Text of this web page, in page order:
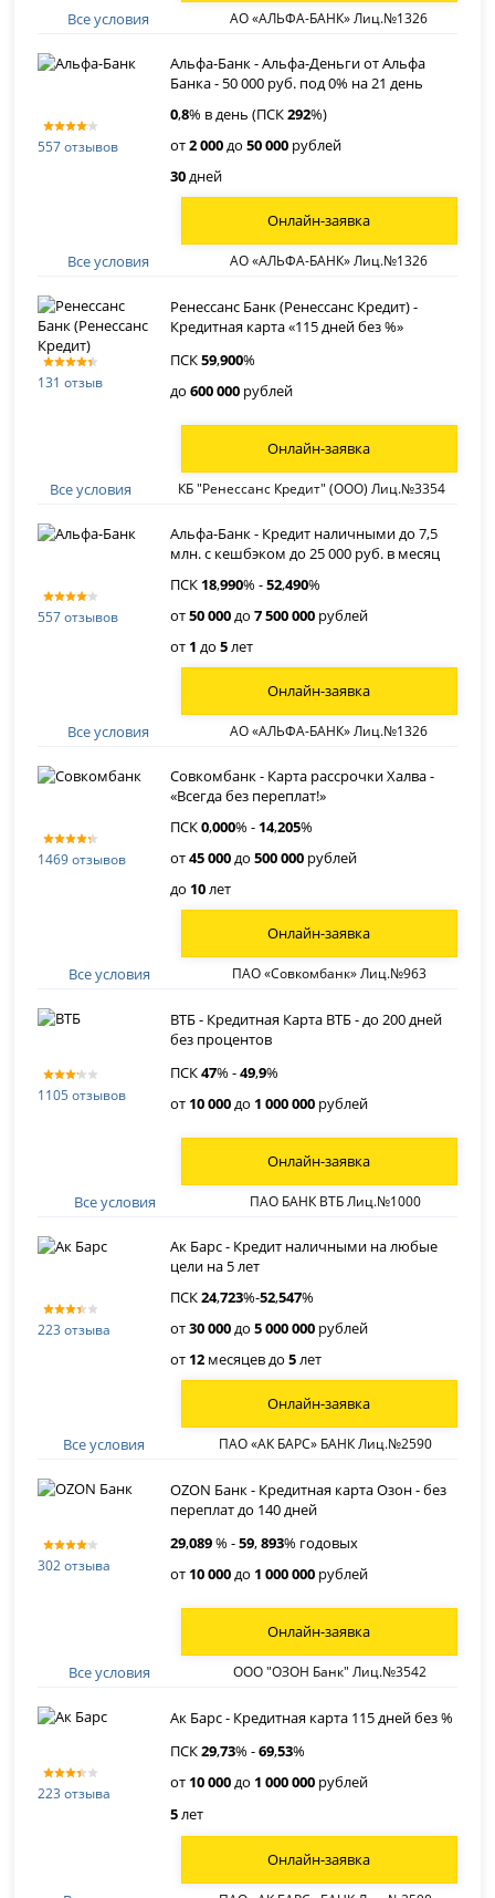
Все условия АО «АЛЬФА-БАНК» Лиц.№1326
557 отзывов
Альфа-Банк - Альфа-Деньги от Альфа
Банка - 50 000 руб. под 0% на 21 день
0,8% в день (ПСК292%)
от2 000до50 000 рублей
30дней
Все условия АО «АЛЬФА-БАНК» Лиц.№1326
Онлайн-заявка
131 отзыв
Ренессанс Банк (Ренессанс Кредит) -
Кредитная карта «115 дней без %»
ПСК59,900%
до600 000 рублей
Все условия КБ "Ренессанс Кредит" (ООО) Лиц.№3354
Онлайн-заявка
557 отзывов
Альфа-Банк - Кредит наличными до 7,5
млн. с кешбэком до 25 000 руб. в месяц
ПСК 18,990% -52,490%
от50 000до7 500 000 рублей
от 1 до5лет
Все условия АО «АЛЬФА-БАНК» Лиц.№1326
Онлайн-заявка
1469 отзывов
Совкомбанк - Карта рассрочки Халва -
«Всегда без переплат!»
ПСК0,000% - 14,205%
от45 000до500 000 рублей
до 10лет
Все условия ПАО «Совкомбанк» Лиц.№963
Онлайн-заявка
1105 отзывов
ВТБ - Кредитная Карта ВТБ - до 200 дней
без процентов
ПСК47% -49,9%
от 10 000до 1 000 000 рублей
Все условия ПАО БАНК ВТБ Лиц.№1000
Онлайн-заявка
223 отзыва
Ак Барс - Кредит наличными на любые
цели на 5 лет
ПСК24,723%-52,547%
от30 000до5 000 000 рублей
от 12 месяцев до5лет
Все условия ПАО «АК БАРС» БАНК Лиц.№2590
Онлайн-заявка
302 отзыва
OZON Банк - Кредитная карта Озон - без
переплат до 140 дней
29,089% -59,893% годовых
от 10 000до 1 000 000 рублей
Все условия ООО "ОЗОН Банк" Лиц.№3542
Онлайн-заявка
223 отзыва
Ак Барс - Кредитная карта 115 дней без %
ПСК29,73% -69,53%
от 10 000до 1 000 000 рублей
5лет
Онлайн-заявка